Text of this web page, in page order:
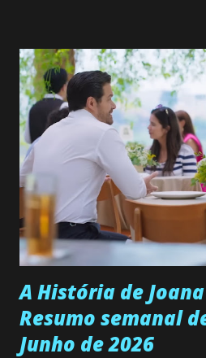
permanecer virgem até encontrar
ama, o que não é fácil, já que
se aprimorar, trabalhando,
ser a primeira mulher da família a
universidade. Ela tem uma
muito madura para a idade,
empática. Detesta injustiças e é
teimosa e muito persistente
Durante um exame ginecológico,
A História de
Resumo semanal
Junho de 2026